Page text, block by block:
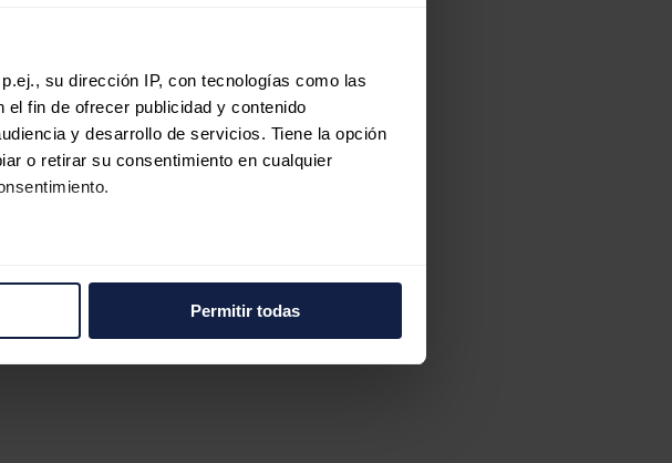
su dirección IP, con tecnologías como las
fin de ofrecer publicidad y contenido
y desarrollo de servicios. Tiene la opción
o retirar su consentimiento en cualquier
anuncios, ofrecer funciones de redes sociales
haga del sitio web con nuestros partners de
Permitir todas